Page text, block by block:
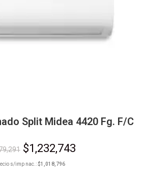
Split Midea 4420 Fg. F/C
$1,232,743
s/imp nac.:$1,018,796